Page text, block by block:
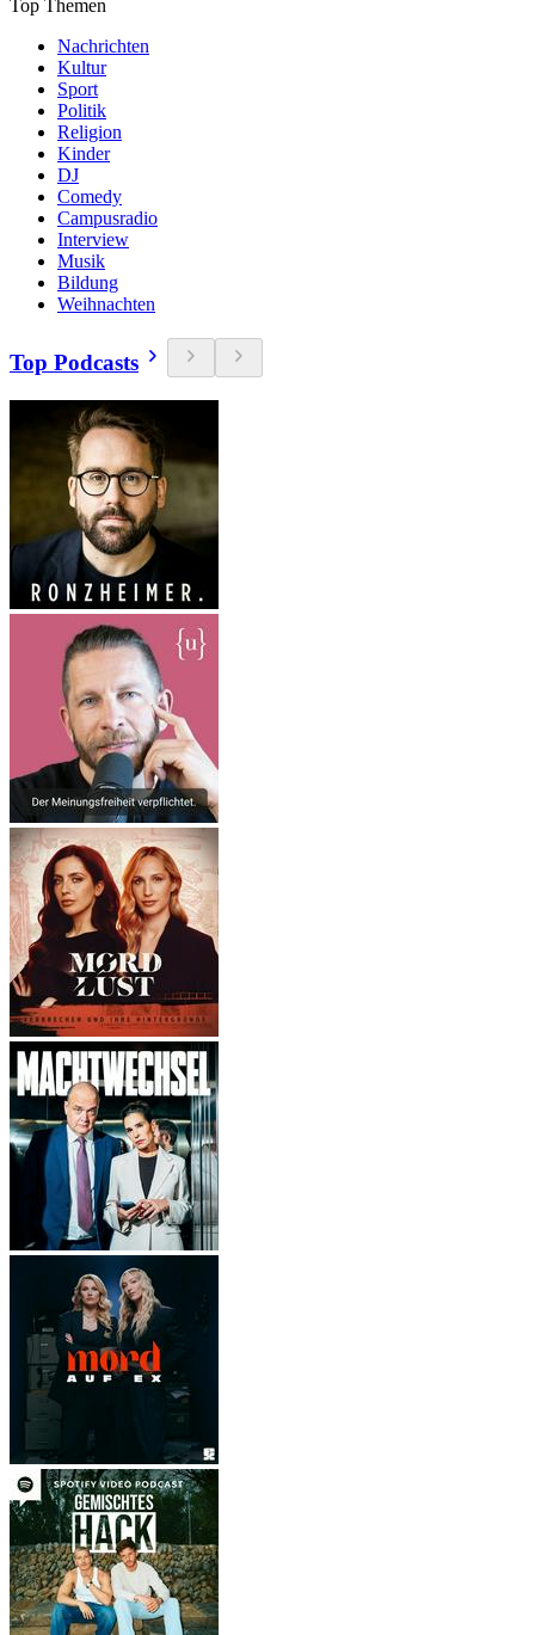
Top Themen
Nachrichten
Kultur
Sport
Politik
Religion
Kinder
DJ
Comedy
Campusradio
Interview
Musik
Bildung
Weihnachten
Top Podcasts